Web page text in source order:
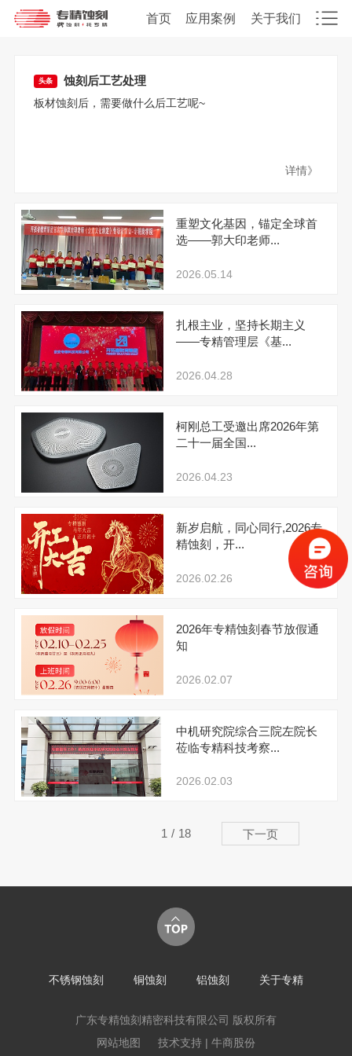
首页 应用案例 关于我们
头条 蚀刻后工艺处理
板材蚀刻后，需要做什么后工艺呢~
详情》
重塑文化基因，锚定全球首
选——郭大印老师...
2026.05.14
扎根主业，坚持长期主义
——专精管理层《基...
2026.04.28
柯刚总工受邀出席2026年第
二十一届全国...
2026.04.23
新岁启航，同心同行,2026专
精蚀刻，开...
2026.02.26
2026年专精蚀刻春节放假通
知
2026.02.07
中机研究院综合三院左院长
莅临专精科技考察...
2026.02.03
1 / 18 下一页
不锈钢蚀刻 铜蚀刻 铝蚀刻 关于专精
广东专精蚀刻精密科技有限公司 版权所有
网站地图
技术支持 | 牛商股份